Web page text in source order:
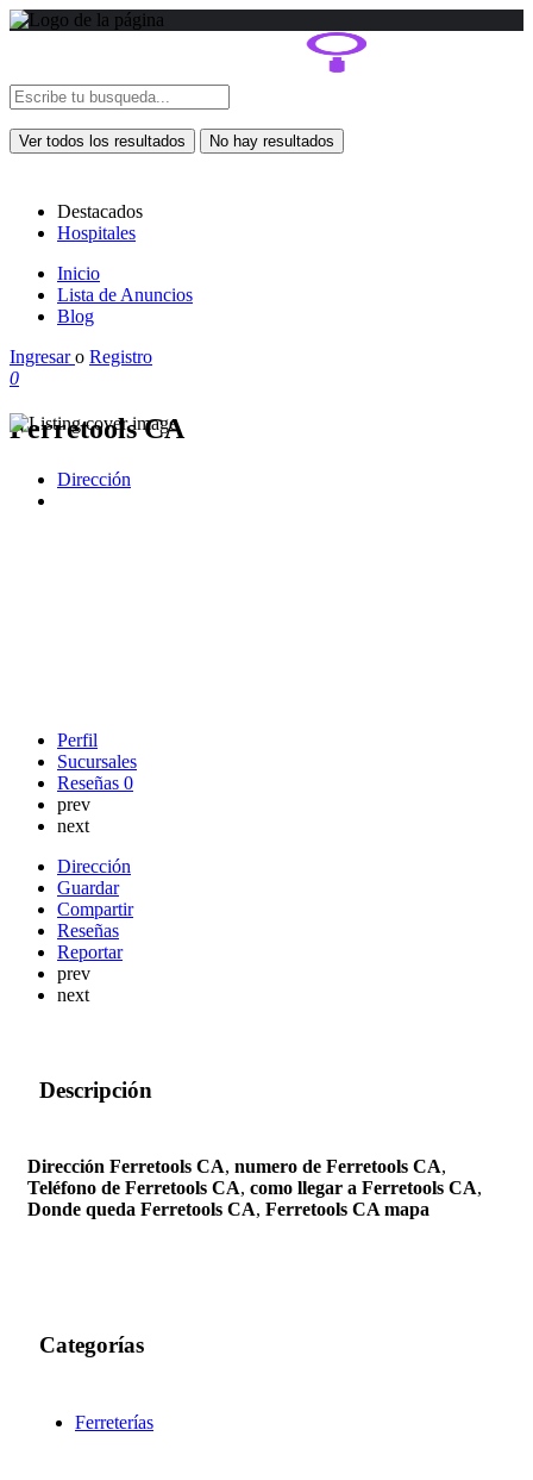
Ver todos los resultados No hay resultados
Destacados
Hospitales
Inicio
Lista de Anuncios
Blog
Ingresaro Registro
0
Ferretools CA
Dirección
Perfil
Sucursales
Reseñas 0
prev
next
Dirección
Guardar
Compartir
Reseñas
Reportar
prev
next
Descripción
Dirección Ferretools CA, numero de Ferretools CA,
Teléfono de Ferretools CA, como llegar a Ferretools CA,
Donde queda Ferretools CA, Ferretools CA mapa
Categorías
Ferreterías